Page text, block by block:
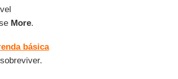
More.
básica